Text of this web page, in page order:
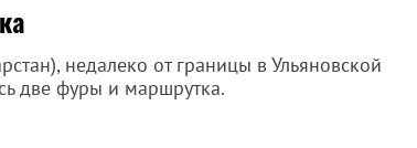
недалеко от границы в Ульяновской
две фуры и маршрутка.